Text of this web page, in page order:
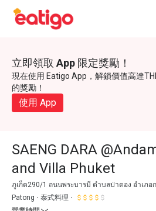
立即領取 App 限定獎勵！
現在使用 Eatigo App，解鎖價值高達
的獎勵！
使用 App
SAENG DARA
and Villa Phuket
ภูเก็ต290/1 ถนนพระบารมี ตำบลป่าตอง อำเภอ
Patong
泰式料理